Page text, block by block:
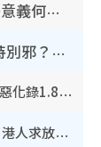
香港山邊鐵閘邊門大開？內地客困惑意義何在！網民神回覆：呢種叫法理性防禦
鬼門開2026｜農曆七月撞正日全食特別邪？專家警告切忌做一事！揭4大禁忌+2招保平安
奪命寄生蟲｜食生菜狂瀉首現死者！疫潮惡化錄1.8萬宗病例 揭洗菜3大謬誤
內地客歎港人唔識老！揭港鐵保鮮級冷氣 港人求放過：咪投訴